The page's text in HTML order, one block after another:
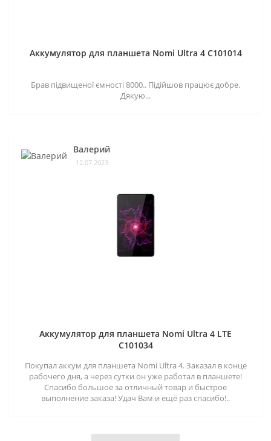
Аккумулятор для планшета Nomi Ultra 4 C101014
Брав підвищеної ємності 8000.. Підійшов працює добре.
Дякую...
Валерий
12.07.2023
Аккумулятор для планшета Nomi Ultra 4 LTE
C101034
Покупал аккум для планшета Nomi Ultra 4. Заказал в конце
рабочего дня, а через сутки он уже работал в планшете!
Спасибо большое за отличный товар и быстрое
выполнение заказа! Удач Вам и ещё раз спасибо!..